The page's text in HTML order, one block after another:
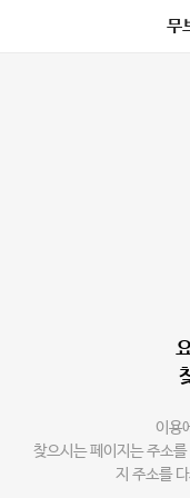
무
이용
찾으시는 페이지는 주소
지 주소를